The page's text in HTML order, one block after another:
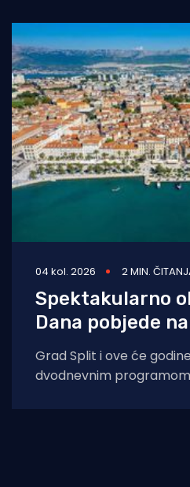
04 kol. 2026 2 MIN.
Spektakularno
Dana pobjede
Grad Split i ove će
dvodnevnim